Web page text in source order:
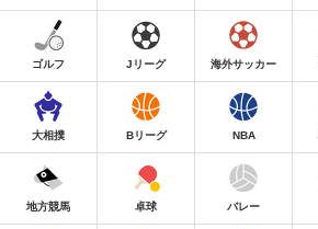
ゴルフ Jリーグ 海外サッカー
大相撲 Bリーグ NBA
地方競馬 卓球 バレー